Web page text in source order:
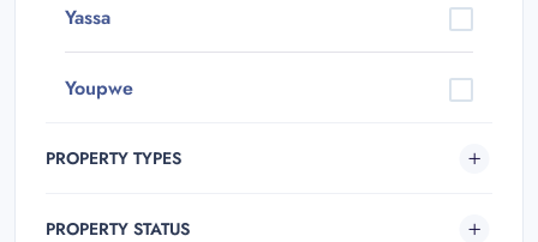
Yassa
Youpwe
PROPERTY TYPES
PROPERTY STATUS